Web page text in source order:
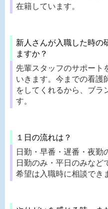
在籍しています。
新人さんが入職した時の
ますか？
先輩スタッフのサポート
いきます。今までの看護
をしてくれるから、ブラ
す。
１日の流れは？
日勤・早番・遅番・夜勤
日勤のみ・平日のみなど
希望は入職時に相談でき